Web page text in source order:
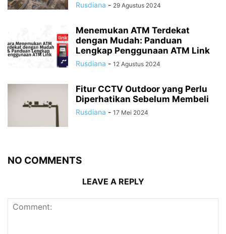
Rusdiana - 29 Agustus 2024
Menemukan ATM Terdekat
dengan Mudah: Panduan
Lengkap Penggunaan ATM Link
Rusdiana - 12 Agustus 2024
Fitur CCTV Outdoor yang Perlu
Diperhatikan Sebelum Membeli
Rusdiana - 17 Mei 2024
NO COMMENTS
LEAVE A REPLY